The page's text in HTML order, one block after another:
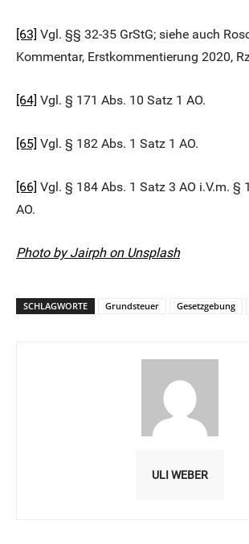
[63] Vgl. §§ 32-35 GrStG; siehe auch
Kommentar, Erstkommentierung 2020,
[64] Vgl. § 171 Abs. 10 Satz 1 AO.
[65] Vgl. § 182 Abs. 1 Satz 1 AO.
[66] Vgl. § 184 Abs. 1 Satz 3 AO i.V.m. §
AO.
Photo by Jairph on Unsplash
SCHLAGWORTE Grundsteuer Gesetzgebung
ULI WEBER